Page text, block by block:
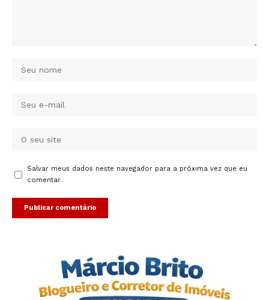
Salvar meus dados neste navegador para a próxima vez que eu
comentar.